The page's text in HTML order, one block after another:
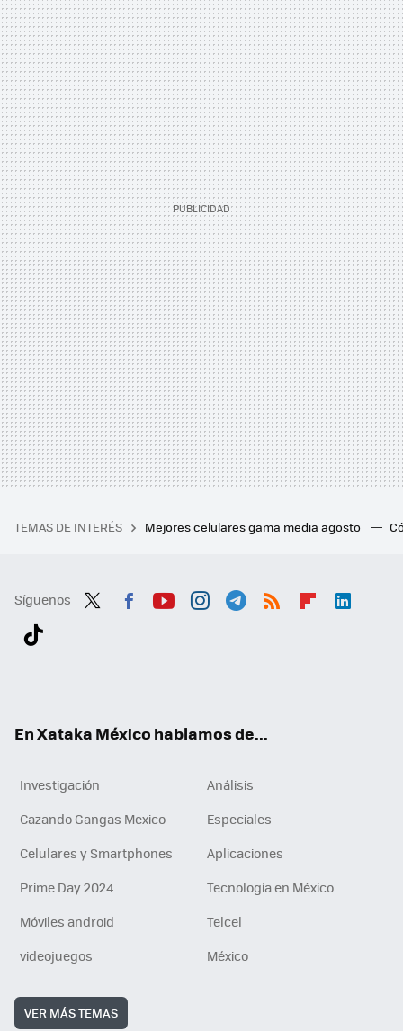
TEMAS DE INTERÉS Mejores celulares gama media agosto
Síguenos
En Xataka México hablamos de...
Investigación
Análisis
Cazando Gangas Mexico
Especiales
Celulares y Smartphones
Aplicaciones
Prime Day 2024
Tecnología en México
Móviles android
Telcel
videojuegos
México
VER MÁS TEMAS